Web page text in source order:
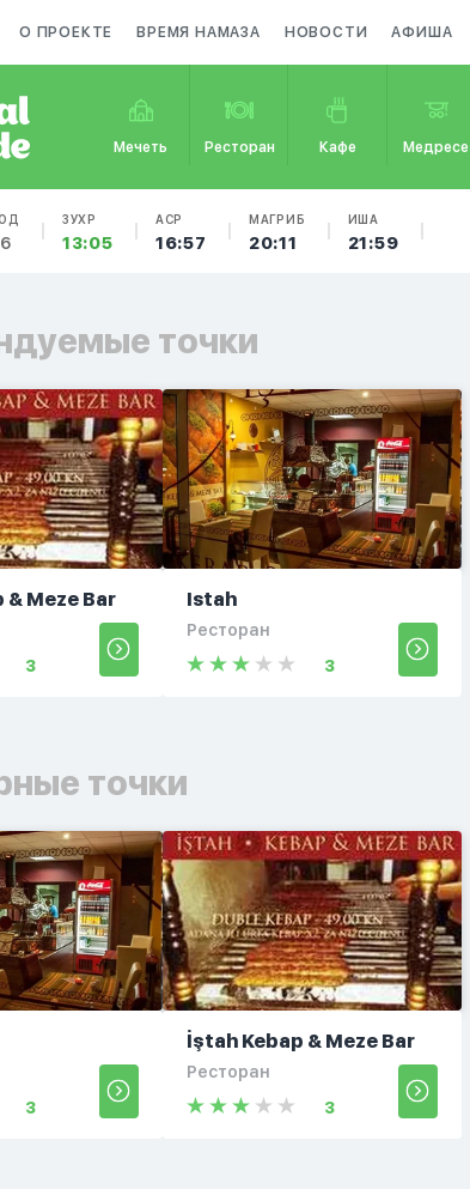
О ПРОЕКТЕ ВРЕМЯ НАМАЗА НОВОСТИ АФИША
Мечеть Ресторан Кафе Медресе
ЗУХР
13:05
АСР
16:57
МАГРИБ
20:11
ИША
21:59
точки
& Meze Bar
3
Istah
Ресторан
3
точки
3
İştah Kebap & Meze Bar
Ресторан
3